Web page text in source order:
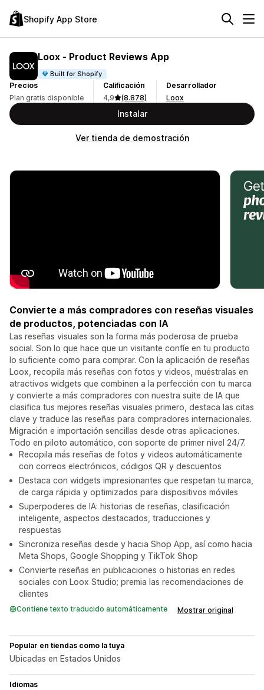
Shopify App Store
Loox ‑ Product Reviews App
Built for Shopify
Precios
Plan gratis disponible
Calificación
4,9
(8.878)
Desarrollador
Loox
Instalar
Ver tienda de demostración
Convierte a más compradores con reseñas visuales
de productos, potenciadas con IA
Las reseñas visuales son la forma más poderosa de prueba
social. Son lo que hace que un visitante confíe en tu producto
lo suficiente como para comprar. Con la aplicación de reseñas
Loox, recopila más reseñas con fotos y videos, muéstralas en
atractivos widgets que combinen a la perfección con tu marca
y convierte a más compradores con nuestra suite de IA que
clasifica tus mejores reseñas visuales primero, destaca las citas
clave y traduce las reseñas para compradores internacionales.
Migración e importación sencillas desde otras aplicaciones.
Todo en piloto automático, con soporte de primer nivel 24/7.
Recopila más reseñas de fotos y videos automáticamente
con correos electrónicos, códigos QR y descuentos
Destaca con widgets impresionantes que respetan tu marca,
de carga rápida y optimizados para dispositivos móviles
Superpoderes de IA: historias de reseñas, clasificación
inteligente, aspectos destacados, traducciones y
respuestas
Sincroniza reseñas desde y hacia Shop App, así como hacia
Meta Shops, Google Shopping y TikTok Shop
Convierte reseñas en publicaciones o historias en redes
sociales con Loox Studio; premia las recomendaciones de
clientes
Contiene texto traducido automáticamente Mostrar original
Popular en tiendas como la tuya
Ubicadas en Estados Unidos
Idiomas